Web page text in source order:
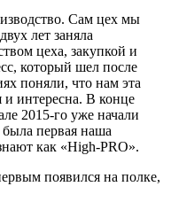
Сам цех мы
лет заняла
цеха, закупкой и
который шел после
поняли, что нам эта
и интересна. В конце
2015-го уже начали
первая наша
как «High-PRO».
появился на полке,